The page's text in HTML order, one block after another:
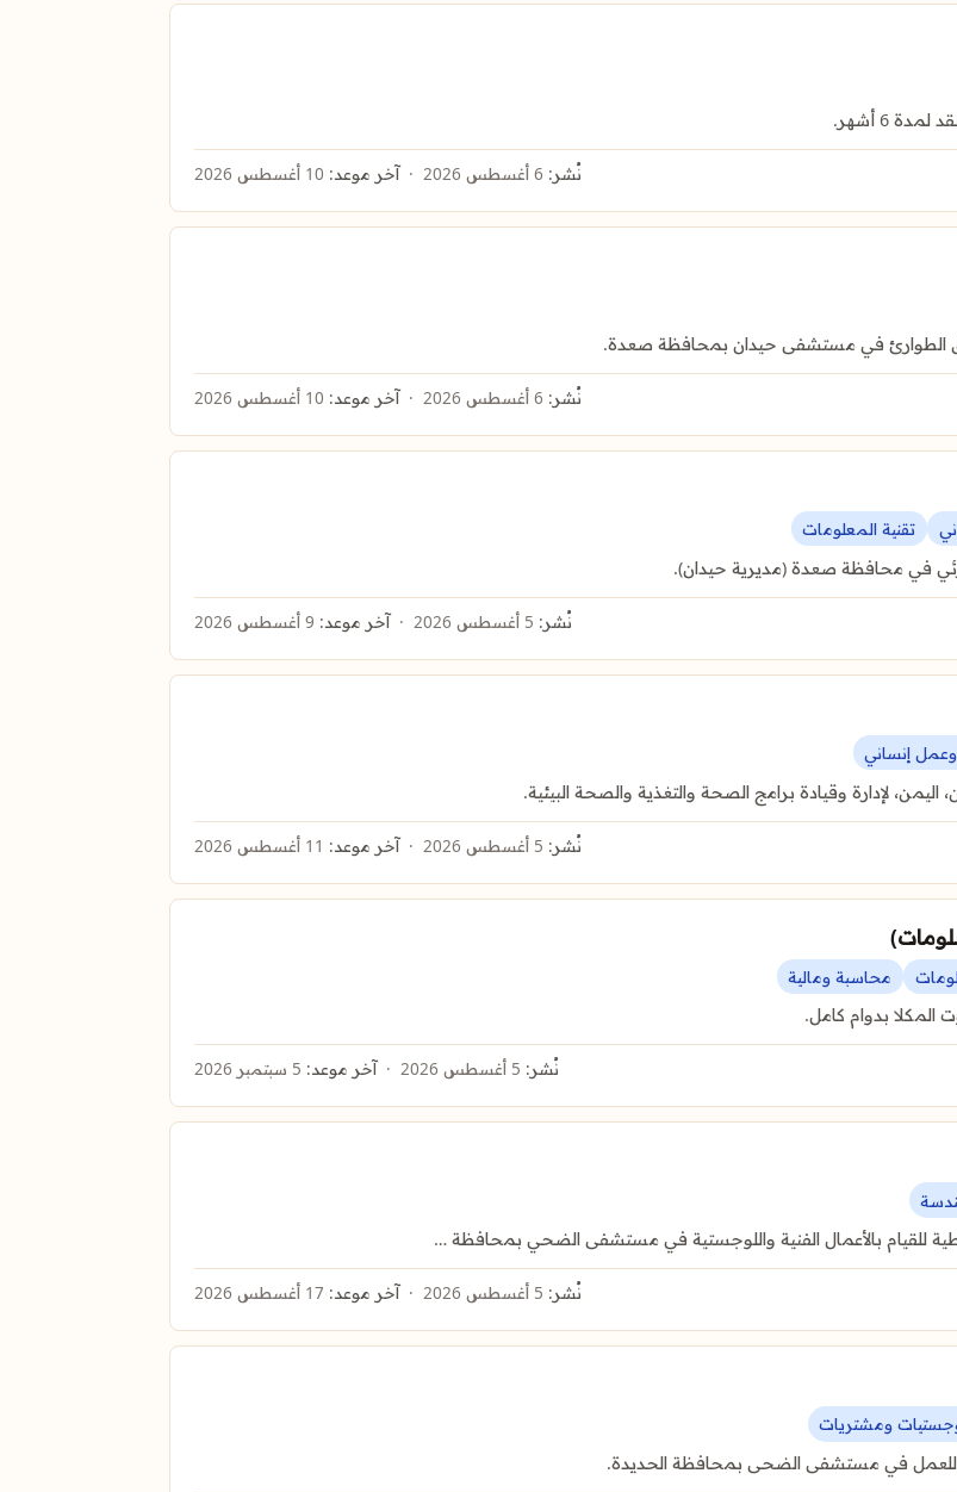
6 أشهر.
نُشر: آخر موعد:
الطوارئ في مستشفى حيدان بمحافظة صعدة.
نُشر: آخر موعد:
تقنية المعلومات
في محافظة صعدة (مديرية حيدان).
نُشر: آخر موعد:
وعمل إنساني
نُشر: آخر موعد:
محاسبة ومالية
بدوام كامل.
نُشر: آخر موعد:
للقيام بالأعمال الفنية واللوجستية في مستشفى الضحي بمحافظة …
نُشر: آخر موعد:
ومشتريات
للعمل في مستشفى الضحى بمحافظة الحديدة.